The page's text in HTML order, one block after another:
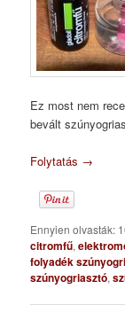
Ez most nem
bevált
Folytatás →
Ennyien olvasták:
citromfű,
folyadék
szúnyogriasztó,